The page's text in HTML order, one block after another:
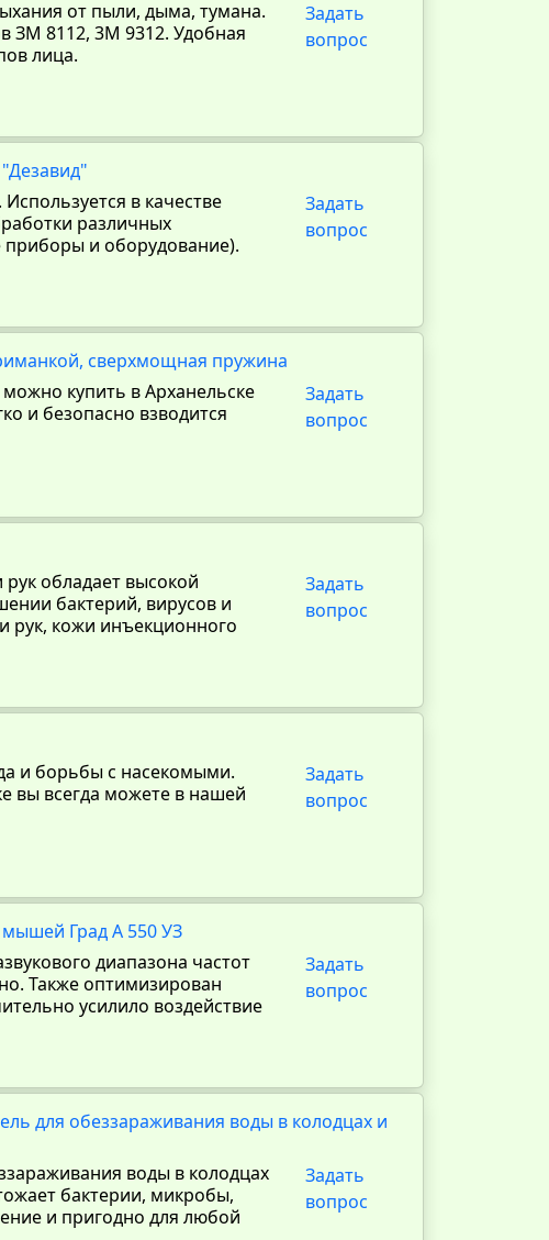
от пыли, дыма, тумана.
ЗМ 8112, 3М 9312. Удобная
лица.
Задать
вопрос
в качестве
различных
приборы и оборудование).
Задать
вопрос
сверхмощная пружина
купить в Арханельске
и безопасно взводится
Задать
вопрос
обладает высокой
бактерий, вирусов и
рук, кожи инъекционного
Задать
вопрос
и борьбы с насекомыми.
вы всегда можете в нашей
Задать
вопрос
мышей Град А 550 УЗ
диапазона частот
Также оптимизирован
усилило воздействие
Задать
вопрос
для обеззараживания воды в колодцах и
воды в колодцах
бактерии, микробы,
и пригодно для любой
Задать
вопрос